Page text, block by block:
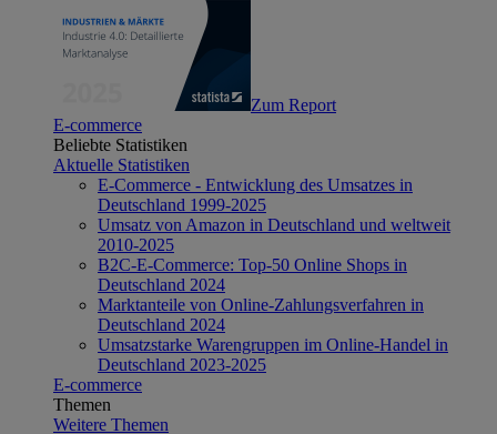
Zum Report
E-commerce
Beliebte Statistiken
Aktuelle Statistiken
E-Commerce - Entwicklung des Umsatzes in
Deutschland 1999-2025
Umsatz von Amazon in Deutschland und weltweit
2010-2025
B2C-E-Commerce: Top-50 Online Shops in
Deutschland 2024
Marktanteile von Online-Zahlungsverfahren in
Deutschland 2024
Umsatzstarke Warengruppen im Online-Handel in
Deutschland 2023-2025
E-commerce
Themen
Weitere Themen